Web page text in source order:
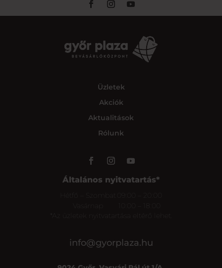
Üzletek
Akciók
Aktualitások
Rólunk
Általános nyitvatartás*
*Az üzletek nyitvatartása eltérő lehet.
info@gyorplaza.hu